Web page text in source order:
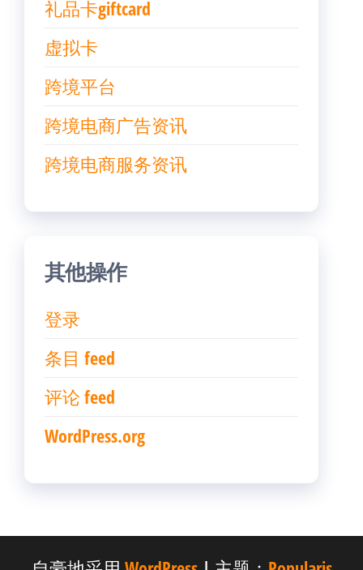
礼品卡giftcard
虚拟卡
跨境平台
跨境电商广告资讯
跨境电商服务资讯
其他操作
登录
条目 feed
评论 feed
WordPress.org